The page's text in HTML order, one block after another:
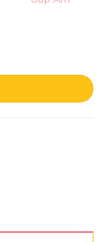
& Cấp Ẩm quantity